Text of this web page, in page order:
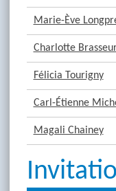
Marie-Ève
Charlotte
Félicia Tourigny
Carl-Étienne
Magali Chainey